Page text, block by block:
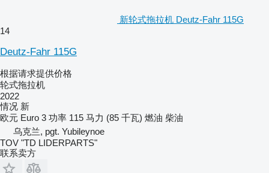
新轮式拖拉机 Deutz-Fahr 115G
14
Deutz-Fahr 115G
根据请求提供价格
轮式拖拉机
2022
情况 新
欧元 Euro 3 功率 115 马力 (85 千瓦) 燃油 柴油
乌克兰, pgt. Yubileynoe
TOV "TD LIDERPARTS"
联系卖方